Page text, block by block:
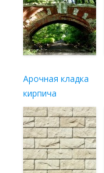
Арочная кладка
кирпича